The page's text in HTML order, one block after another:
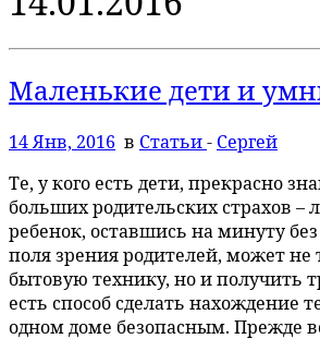
Маленькие дети и
14 Янв, 2016 в Статьи- Сергей
Те, у кого есть дети, прекрасно
больших родительских страхов
ребенок, оставшись на минуту
поля зрения родителей, может не
бытовую технику, но и получить
есть способ сделать нахождение
одном доме безопасным. Прежде